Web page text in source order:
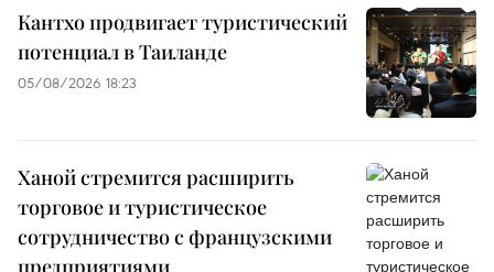
Кантхо продвигает туристический
потенциал в Таиланде
05/08/2026 18:23
Ханой стремится расширить
торговое и туристическое
сотрудничество с французскими
предприятиями